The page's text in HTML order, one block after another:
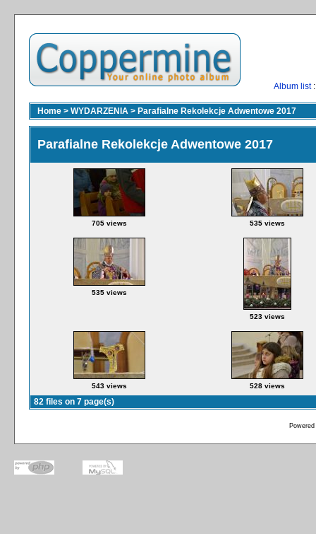
Album list
Home > WYDARZENIA > Parafialne Rekolekcje Adwentowe 2017
Parafialne Rekolekcje Adwentowe 2017
705 views 535 views
535 views
523 views
543 views 528 views
82 files on 7 page(s)